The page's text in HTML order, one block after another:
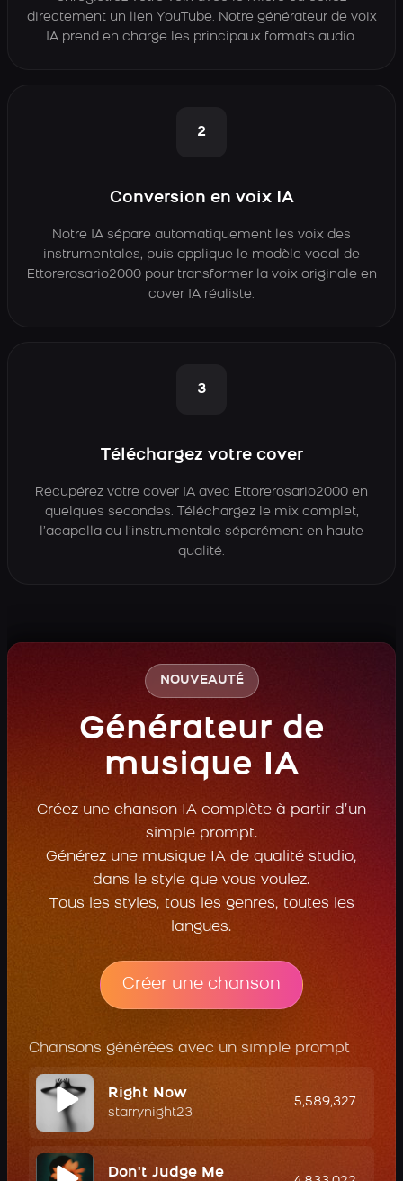
directement un lien YouTube. Notre générateur de voix
IA prend en charge les principaux formats audio.
2
Conversion en voix IA
Notre IA sépare automatiquement les voix des
instrumentales, puis applique le modèle vocal de
Ettorerosario2000 pour transformer la voix originale en
cover IA réaliste.
3
Téléchargez votre cover
Récupérez votre cover IA avec Ettorerosario2000 en
quelques secondes. Téléchargez le mix complet,
l’acapella ou l’instrumentale séparément en haute
qualité.
NOUVEAUTÉ
Générateur de
musique IA
Créez une chanson IA complète à partir d’un
simple prompt.
Générez une musique IA de qualité studio,
dans le style que vous voulez.
Tous les styles, tous les genres, toutes les
langues.
Créer une chanson
Chansons générées avec un simple prompt
Right Now
starrynight23
5,589,327
Don't Judge Me